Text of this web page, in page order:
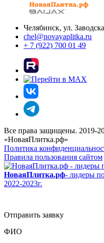
Челябинск, ул.
chel@novayaplitka.ru
+ 7 (922) 700 01 49
Все права защищены. 2019-
«НоваяПлитка.рф»
Политика
Правила пользования сайтом
НоваяПлитка.рф- лидеры
2022-2023г.
Отправить заявку
ФИО